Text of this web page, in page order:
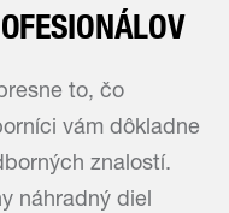
to, čo
vám dôkladne
znalostí.
náhradný diel